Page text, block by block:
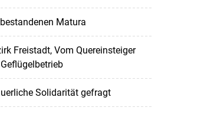
Matura
Freistadt, Vom Quereinsteiger
Solidarität gefragt